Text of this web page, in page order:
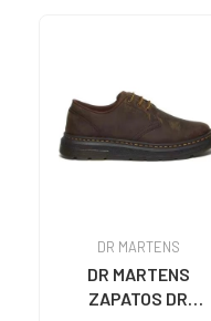
DR MARTENS
DR MARTENS
ZAPATOS DR